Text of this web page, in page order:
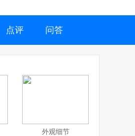
点评 问答
外观细节